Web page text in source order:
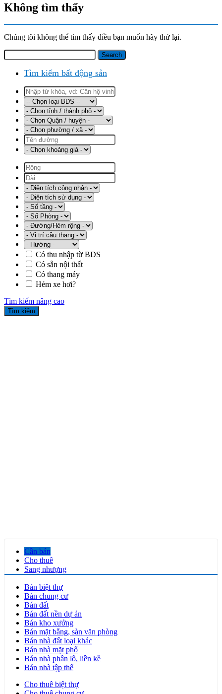
Không tìm thấy
Chúng tôi không thể tìm thấy điều bạn muốn hãy thử lại.
Tìm kiếm bất động sản
Có thu nhập từ BDS
Có sẵn nội thất
Có thang máy
Hẻm xe hơi?
Tìm kiếm nâng cao
Tìm kiếm
Cần bán
Cho thuê
Sang nhượng
Bán biệt thự
Bán chung cư
Bán đất
Bán đất nền dự án
Bán kho xưởng
Bán mặt bằng, sàn văn phòng
Bán nhà đất loại khác
Bán nhà mặt phố
Bán nhà phân lô, liền kề
Bán nhà tập thể
Cho thuê biệt thự